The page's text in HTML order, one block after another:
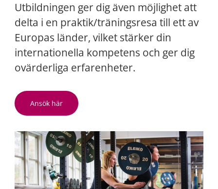
Utbildningen ger dig även möjlighet att
delta i en praktik/träningsresa till ett av
Europas länder, vilket stärker din
internationella kompetens och ger dig
ovärderliga erfarenheter.
Ansök här